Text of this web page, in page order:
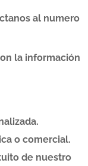
al numero
la información
o comercial.
de nuestro